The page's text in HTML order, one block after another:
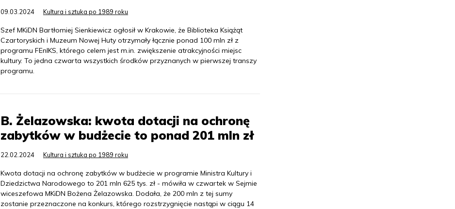
09.03.2024 Kultura i sztuka po 1989 roku
Szef MKiDN Bartłomiej Sienkiewicz ogłosił w Krakowie, że Biblioteka Książąt
Czartoryskich i Muzeum Nowej Huty otrzymały łącznie ponad 100 mln zł z
programu FEnIKS, którego celem jest m.in. zwiększenie atrakcyjności miejsc
kultury. To jedna czwarta wszystkich środków przyznanych w pierwszej transzy
programu.
B. Żelazowska: kwota dotacji na ochronę
zabytków w budżecie to ponad 201 mln zł
22.02.2024 Kultura i sztuka po 1989 roku
Kwota dotacji na ochronę zabytków w budżecie w programie Ministra Kultury i
Dziedzictwa Narodowego to 201 mln 625 tys. zł - mówiła w czwartek w Sejmie
wiceszefowa MKiDN Bożena Żelazowska. Dodała, że 200 mln z tej sumy
zostanie przeznaczone na konkurs, którego rozstrzygnięcie nastąpi w ciągu 14